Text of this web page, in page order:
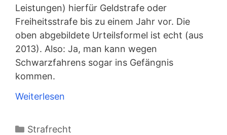
Leistungen) hierfür Geldstrafe oder
Freiheitsstrafe bis zu einem Jahr vor. Die
oben abgebildete Urteilsformel ist echt (aus
2013). Also: Ja, man kann wegen
Schwarzfahrens sogar ins Gefängnis
kommen.
Weiterlesen
Kategorien
Strafrecht